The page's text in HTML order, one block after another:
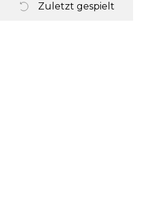
Zuletzt gespielt